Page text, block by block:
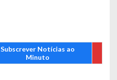
Subscrever Notícias ao
Minuto